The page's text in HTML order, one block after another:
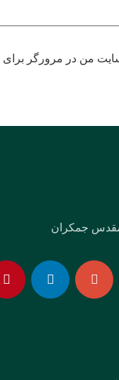
من در مرورگر برای
جمکران